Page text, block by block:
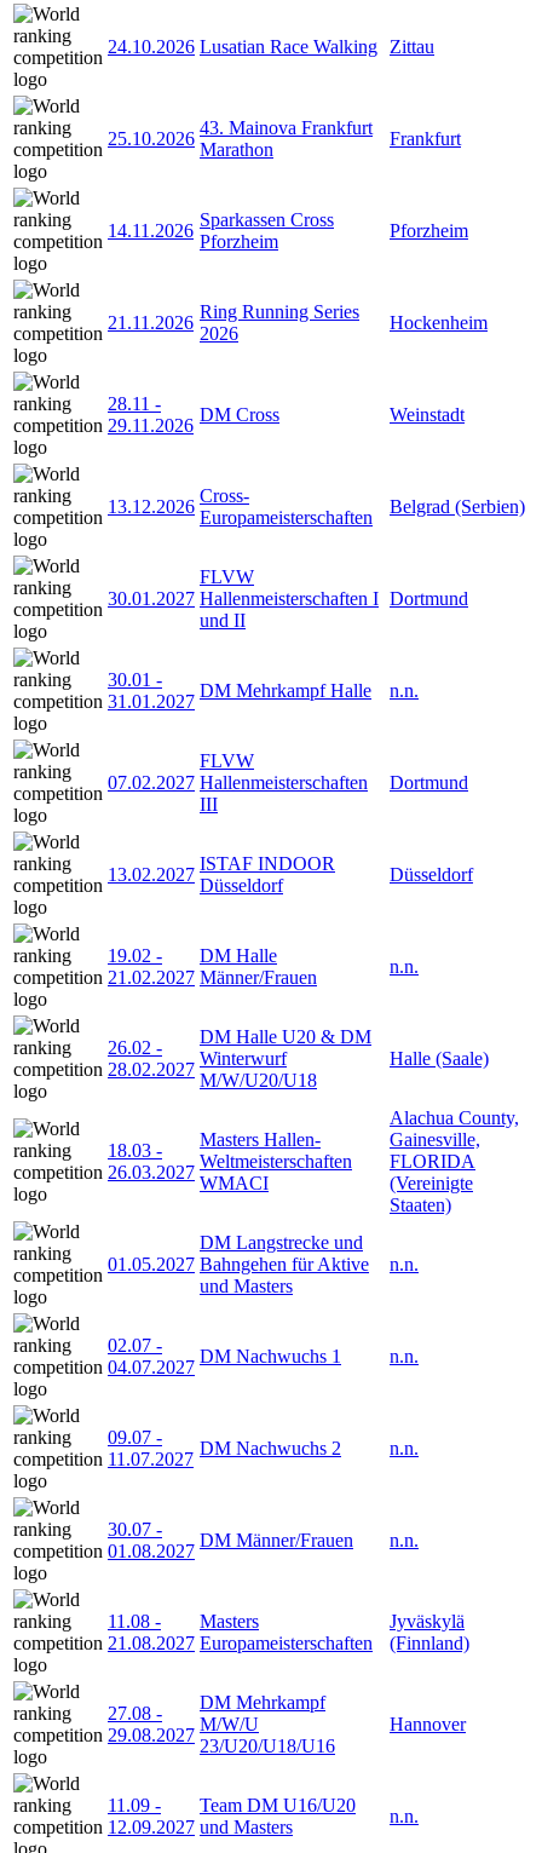
24.10.2026 Lusatian Race Walking Zittau
25.10.2026
43. Mainova Frankfurt
Marathon
Frankfurt
14.11.2026
Sparkassen Cross
Pforzheim
Pforzheim
21.11.2026
Ring Running Series
2026
Hockenheim
28.11 -
29.11.2026
DM Cross Weinstadt
13.12.2026
Cross-
Europameisterschaften
Belgrad (Serbien)
30.01.2027
FLVW
Hallenmeisterschaften I
und II
Dortmund
30.01 -
31.01.2027
DM Mehrkampf Halle n.n.
07.02.2027
FLVW
Hallenmeisterschaften
III
Dortmund
13.02.2027
ISTAF INDOOR
Düsseldorf
Düsseldorf
19.02 -
21.02.2027
DM Halle
Männer/Frauen
n.n.
26.02 -
28.02.2027
DM Halle U20 & DM
Winterwurf
M/W/U20/U18
Halle (Saale)
18.03 -
26.03.2027
Masters Hallen-
Weltmeisterschaften
WMACI
Alachua County,
Gainesville,
FLORIDA
(Vereinigte
Staaten)
01.05.2027
DM Langstrecke und
Bahngehen für Aktive
und Masters
n.n.
02.07 -
04.07.2027
DM Nachwuchs 1 n.n.
09.07 -
11.07.2027
DM Nachwuchs 2 n.n.
30.07 -
01.08.2027
DM Männer/Frauen n.n.
11.08 -
21.08.2027
Masters
Europameisterschaften
Jyväskylä
(Finnland)
27.08 -
29.08.2027
DM Mehrkampf
M/W/U
23/U20/U18/U16
Hannover
11.09 -
12.09.2027
Team DM U16/U20
und Masters
n.n.